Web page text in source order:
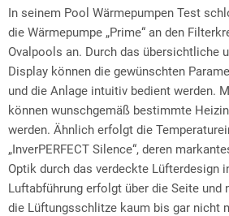
In seinem Pool Wärmepumpen Test
die Wärmepumpe „Prime“ an den
Ovalpools an. Durch das übersichtliche
Display können die gewünschten
und die Anlage intuitiv bedient werden.
können wunschgemäß bestimmte
werden. Ähnlich erfolgt die
„InverPERFECT Silence“, deren
Optik durch das verdeckte Lüfterdesign
Luftabführung erfolgt über die Seite und
die Lüftungsschlitze kaum bis gar nicht